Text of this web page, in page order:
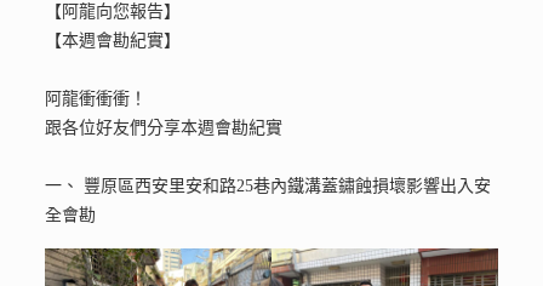
【阿龍向您報告】
【本週會勘紀實】
阿龍衝衝衝！
跟各位好友們分享本週會勘紀實
一、 豐原區西安里安和路25巷內鐵溝蓋鏽蝕損壞影響出入安
全會勘